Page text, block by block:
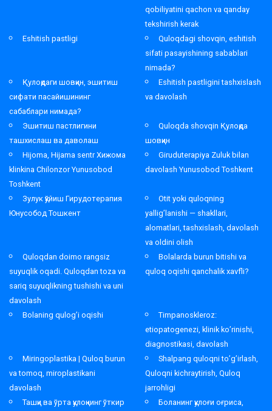
qobiliyatini qachon va qanday
tekshirish kerak
Eshitish pastligi
Quloqdagi shovqin, eshitish
sifati pasayishining sabablari
nimada?
Қулоқдаги шовқин, эшитиш
сифати пасайишининг
сабаблари нимада?
Eshitish pastligini tashxislash
va davolash
Эшитиш пастлигини
ташхислаш ва даволаш
Quloqda shovqin Қулоқда
шовқин
Hijoma, Hijama sentr Хижома
klinkina Chilonzor Yunusobod
Toshkent
Giruduterapiya Zuluk bilan
davolash Yunusobod Toshkent
Зулук қўйиш Гирудотерапия
Юнусобод Тошкент
Otit yoki quloqning
yallig’lanishi — shakllari,
alomatlari, tashxislash, davolash
va oldini olish
Quloqdan doimo rangsiz
suyuqlik oqadi. Quloqdan toza va
sariq suyuqlikning tushishi va uni
davolash
Bolalarda burun bitishi va
quloq oqishi qanchalik xavfli?
Bolaning qulog’i oqishi
Timpanoskleroz:
etiopatogenezi, klinik ko’rinishi,
diagnostikasi, davolash
Miringoplastika | Quloq burun
va tomoq, miroplastikani
davolash
Shalpang quloqni to’g’irlash,
Quloqni kichraytirish, Quloq
jarrohligi
Ташқи ва ўрта қулоқнинг ўткир
Боланинг қулоғи оғриса,